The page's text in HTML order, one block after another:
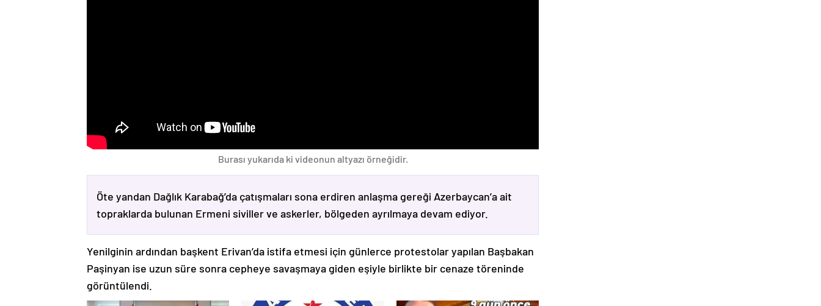
Burası yukarıda ki videonun altyazı örneğidir.
Öte yandan Dağlık Karabağ’da çatışmaları sona erdiren anlaşma gereği Azerbaycan’a ait
topraklarda bulunan Ermeni siviller ve askerler, bölgeden ayrılmaya devam ediyor.
Yenilginin ardından başkent Erivan’da istifa etmesi için günlerce protestolar yapılan Başbakan
Paşinyan ise uzun süre sonra cepheye savaşmaya giden eşiyle birlikte bir cenaze töreninde
görüntülendi.